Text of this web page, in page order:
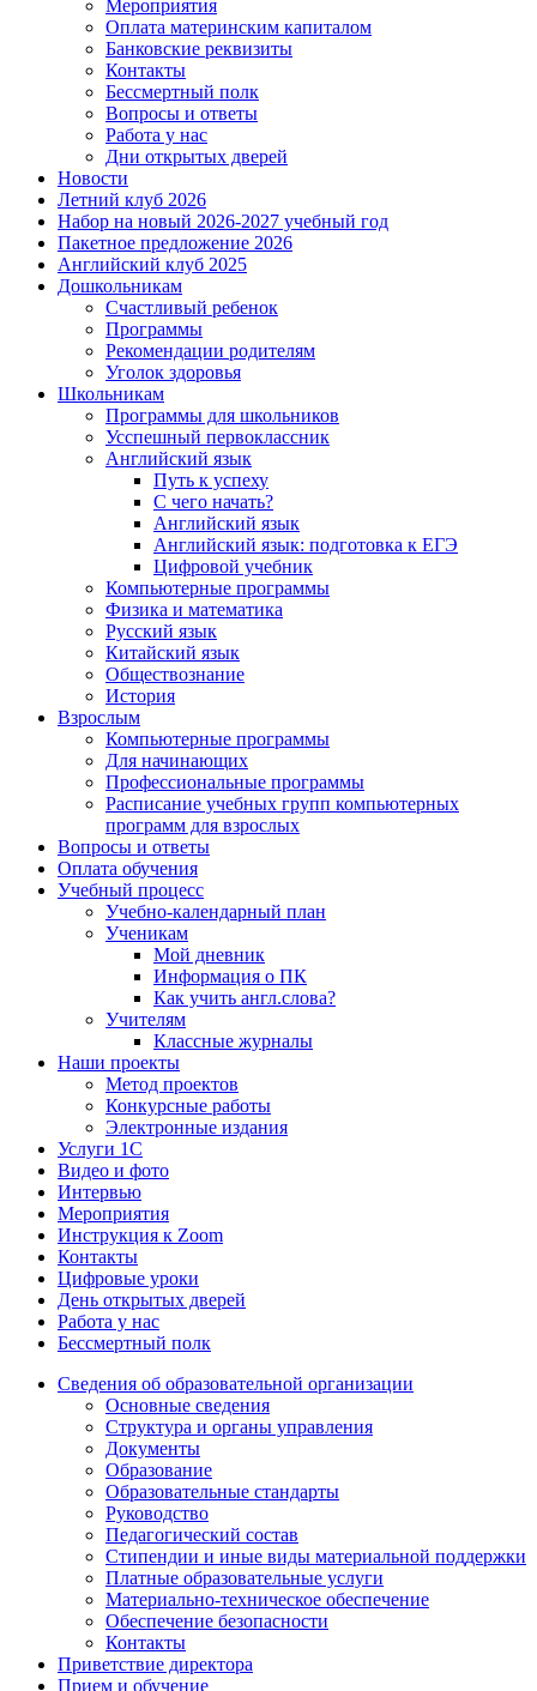
Мероприятия
Оплата материнским капиталом
Банковские реквизиты
Контакты
Бессмертный полк
Вопросы и ответы
Работа у нас
Дни открытых дверей
Новости
Летний клуб 2026
Набор на новый 2026-2027 учебный год
Пакетное предложение 2026
Английский клуб 2025
Дошкольникам
Счастливый ребенок
Программы
Рекомендации родителям
Уголок здоровья
Школьникам
Программы для школьников
Усспешный первоклассник
Английский язык
Путь к успеху
С чего начать?
Английский язык
Английский язык: подготовка к ЕГЭ
Цифровой учебник
Компьютерные программы
Физика и математика
Русский язык
Китайский язык
Обществознание
История
Взрослым
Компьютерные программы
Для начинающих
Профессиональные программы
Расписание учебных групп компьютерных
программ для взрослых
Вопросы и ответы
Оплата обучения
Учебный процесс
Учебно-календарный план
Ученикам
Мой дневник
Информация о ПК
Как учить англ.слова?
Учителям
Классные журналы
Наши проекты
Метод проектов
Конкурсные работы
Электронные издания
Услуги 1C
Видео и фото
Интервью
Мероприятия
Инструкция к Zoom
Контакты
Цифровые уроки
День открытых дверей
Работа у нас
Бессмертный полк
Сведения об образовательной организации
Основные сведения
Структура и органы управления
Документы
Образование
Образовательные стандарты
Руководство
Педагогический состав
Стипендии и иные виды материальной поддержки
Платные образовательные услуги
Материально-техническое обеспечение
Обеспечение безопасности
Контакты
Приветствие директора
Прием и обучение